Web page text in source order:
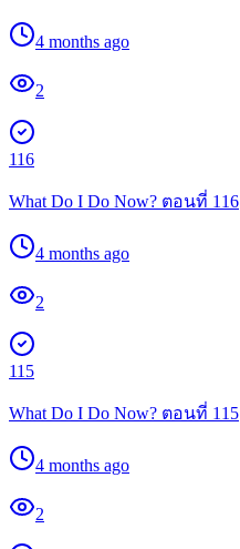
4 months ago
2
116
What Do I Do Now? ตอนที่ 116
4 months ago
2
115
What Do I Do Now? ตอนที่ 115
4 months ago
2